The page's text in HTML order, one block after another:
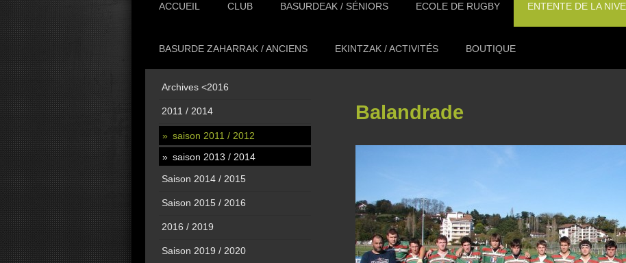
ACCUEIL CLUB BASURDEAK / SÉNIORS ECOLE DE RUGBY ENTENTE DE LA
BASURDE ZAHARRAK / ANCIENS EKINTZAK / ACTIVITÉS BOUTIQUE
Balandrade
Archives <2016
2011 / 2014
saison 2011 / 2012
saison 2013 / 2014
Saison 2014 / 2015
Saison 2015 / 2016
2016 / 2019
Saison 2019 / 2020